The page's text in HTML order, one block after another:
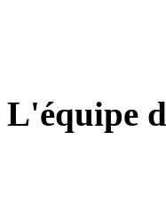
L'équipe